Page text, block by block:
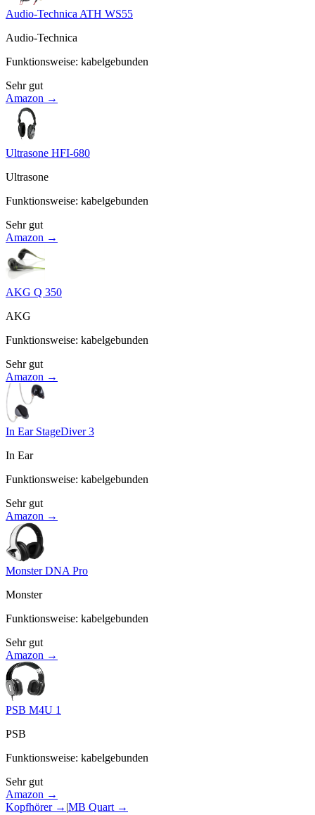
Audio-Technica ATH WS55
Audio-Technica
Funktionsweise: kabelgebunden
Sehr gut
Amazon →
Ultrasone HFI-680
Ultrasone
Funktionsweise: kabelgebunden
Sehr gut
Amazon →
AKG Q 350
AKG
Funktionsweise: kabelgebunden
Sehr gut
Amazon →
In Ear StageDiver 3
In Ear
Funktionsweise: kabelgebunden
Sehr gut
Amazon →
Monster DNA Pro
Monster
Funktionsweise: kabelgebunden
Sehr gut
Amazon →
PSB M4U 1
PSB
Funktionsweise: kabelgebunden
Sehr gut
Amazon →
Kopfhörer→ |MB Quart →